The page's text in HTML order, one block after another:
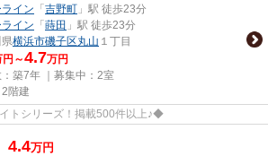
イン 「 吉野町 」駅 徒歩23分
イン 「 蒔田 」駅 徒歩23分
横浜市磯子区丸山 １丁目
円～4.7万円
築7年 ｜募集中： 2室
階建
トシリーズ！掲載500件以上♪◆
4.4万円